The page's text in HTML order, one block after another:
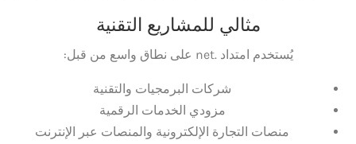
مثالي للمشاريع التقنية
يُستخدم امتداد .net على نطاق واسع من قبل:
شركات البرمجيات والتقنية
مزودي الخدمات الرقمية
منصات التجارة الإلكترونية والمنصات عبر الإنترنت